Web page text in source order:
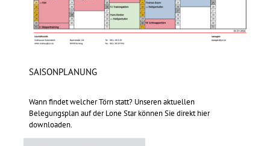
SAISONPLANUNG
Wann findet welcher Törn statt? Unseren aktuellen
Belegungsplan auf der Lone Star können Sie direkt hier
downloaden.